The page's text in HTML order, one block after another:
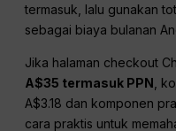
termasuk, lalu gunakan
sebagai biaya bulanan
Jika halaman checkout
A$35 termasuk PPN ,
A$3.18 dan komponen
cara praktis untuk